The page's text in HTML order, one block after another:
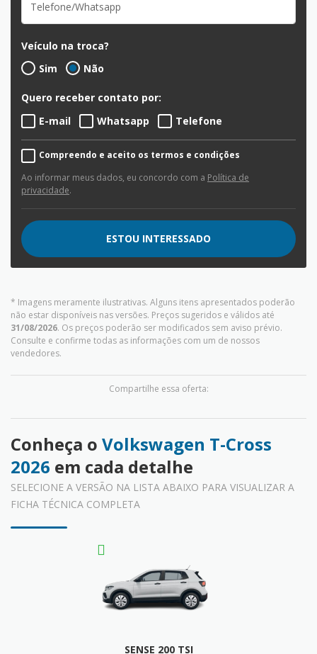
* Imagens meramente ilustrativas. Alguns itens apresentados poderão
não estar disponíveis nas versões. Preços sugeridos e válidos até
31/08/2026. Os preços poderão ser modificados sem aviso prévio.
Consulte e confirme todas as informações com um de nossos
vendedores.
Compartilhe essa oferta:
Veículo na troca?
Sim
Não
Quero receber contato por:
E-mail
Whatsapp Telefone
Compreendo e aceito os termos e condições
Ao informar meus dados, eu concordo com a Política de
privacidade.
ESTOU INTERESSADO
Conheça o Volkswagen T-Cross
2026 em cada detalhe
SELECIONE A VERSÃO NA LISTA ABAIXO PARA VISUALIZAR A
FICHA TÉCNICA COMPLETA
SENSE 200 TSI